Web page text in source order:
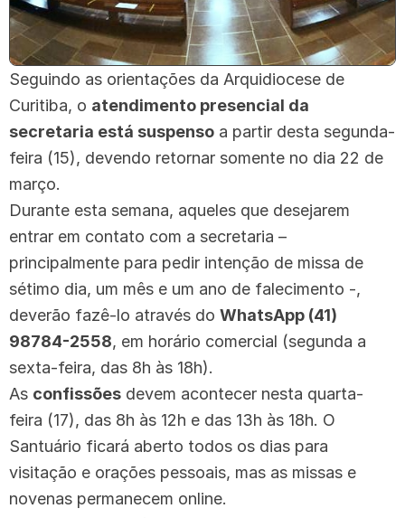
Seguindo as orientações da Arquidiocese de
Curitiba, o atendimento presencial da
secretaria está suspenso a partir desta segunda-
feira (15), devendo retornar somente no dia 22 de
março.
Durante esta semana, aqueles que desejarem
entrar em contato com a secretaria –
principalmente para pedir intenção de missa de
sétimo dia, um mês e um ano de falecimento -,
deverão fazê-lo através do WhatsApp (41)
98784-2558, em horário comercial (segunda a
sexta-feira, das 8h às 18h).
As confissões devem acontecer nesta quarta-
feira (17), das 8h às 12h e das 13h às 18h. O
Santuário ficará aberto todos os dias para
visitação e orações pessoais, mas as missas e
novenas permanecem online.